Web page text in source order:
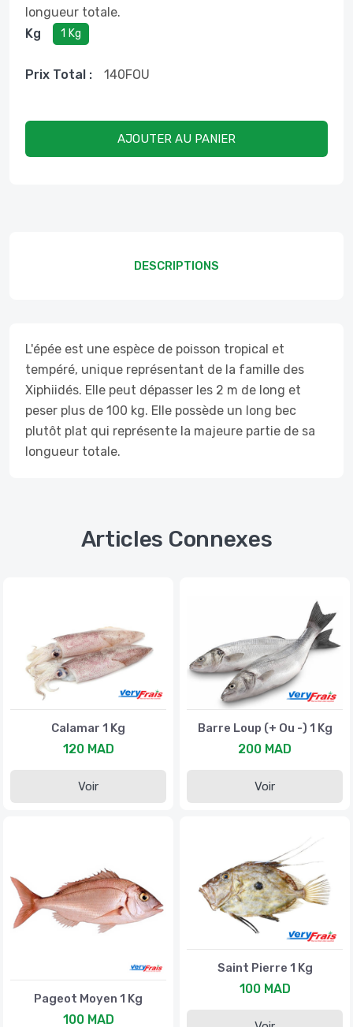
longueur totale.
Kg
1 Kg
Prix ​​total : 140FOU
AJOUTER AU PANIER
DESCRIPTIONS
L'épée est une espèce de poisson tropical et
tempéré, unique représentant de la famille des
Xiphiidés. Elle peut dépasser les 2 m de long et
peser plus de 100 kg. Elle possède un long bec
plutôt plat qui représente la majeure partie de sa
longueur totale.
Articles Connexes
Calamar 1 Kg
120 MAD
Voir
Barre Loup (+ Ou -) 1 Kg
200 MAD
Voir
Pageot Moyen 1 Kg
100 MAD
Saint Pierre 1 Kg
100 MAD